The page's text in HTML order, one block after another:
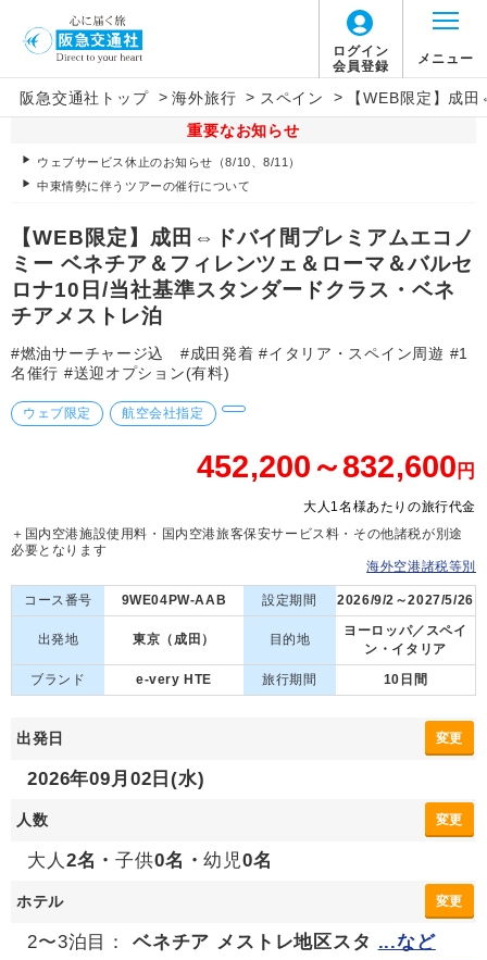
ログイン
会員登録
メニュー
阪急交通社トップ > 海外旅行 > スペイン >
【WEB限定】成
重要なお知らせ
ウェブサービス休止のお知らせ（8/10、8/11）
中東情勢に伴うツアーの催行について
【WEB限定】成田⇔ドバイ間プレミアムエコノ
ミー ベネチア＆フィレンツェ＆ローマ＆バルセ
ロナ10日/当社基準スタンダードクラス・ベネ
チアメストレ泊
#燃油サーチャージ込 #成田発着 #イタリア・スペイン周遊 #1
名催行 #送迎オプション(有料)
ウェブ限定 航空会社指定
452,200～832,600 円
大人1名様あたりの旅行代金
＋国内空港施設使用料・国内空港旅客保安サービス料・その他諸税が別途
必要となります
海外空港諸税等別
コース番号 9WE04PW-AAB 設定期間 2026/9/2～2027/5/26
出発地 東京（成田） 目的地
ヨーロッパ／スペイ
ン・イタリア
ブランド
e-very HTE 旅行期間 10日間
出発日 変更
2026年09月02日(水)
人数 変更
大人 2名・子供0名・幼児0名
ホテル 変更
2〜3泊目： ベネチア メストレ地区スタ ...など